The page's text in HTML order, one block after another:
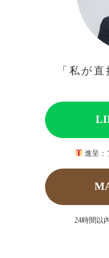
「私が
進呈：
24時間以